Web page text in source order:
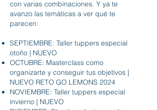
con varias combinaciones. Y ya te
avanzo las temáticas a ver qué te
parecen:
SEPTIEMBRE: Taller tuppers especial
otoño | NUEVO
OCTUBRE: Masterclass como
organizarte y conseguir tus objetivos |
NUEVO RETO GO LEMONS 2024
NOVIEMBRE: Taller tuppers especial
invierno | NUEVO